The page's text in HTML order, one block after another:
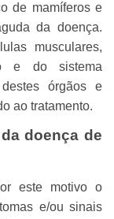
de mamíferos e
da doença.
musculares,
e do sistema
órgãos e
ao tratamento.
doença de
este motivo o
e/ou sinais